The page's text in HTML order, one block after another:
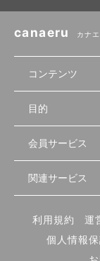
canaeru カナ
コンテンツ
無料開業相談
セミナー情
セミナー動画
物件を探す
首都圏
北海道
先輩開業者の声
開業・経
業態別の開業
目的
店舗運営
物件
内装・設備
食材・仕入れ
会員サービス
会員登録
ログイン
関連サービス
飲食店サクセ
利用規約 運
個人情報